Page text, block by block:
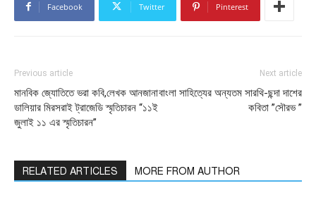
Facebook Twitter Pinterest
Previous article
মানবিক জ্যোতিতে ভরা কবি,লেখক আনজানা
ডালিয়ার মিরসরাই ট্রাজেডি স্মৃতিচারন “১১ই
জুলাই ১১ এর স্মৃতিচারন”
Next article
বাংলা সাহিত্যের অন্যতম সারথি-ছন্দা দাশের
কবিতা ”সৌরভ ”
RELATED ARTICLES MORE FROM AUTHOR